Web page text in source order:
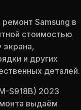
ремонт Samsung в
стоимостью
экрана,
и других
деталей.
S918B) 2023
выдаём